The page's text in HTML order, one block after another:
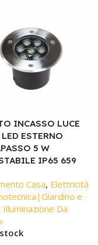
INCASSO LUCE
ESTERNO
5 W
IP65 659
Casa, Elettricità
e
Illuminazione Da